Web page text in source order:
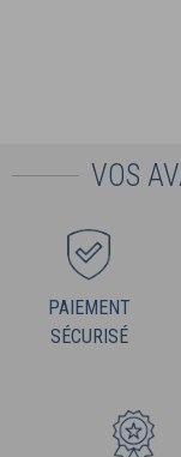
VOS
PAIEMENT
SÉCURISÉ